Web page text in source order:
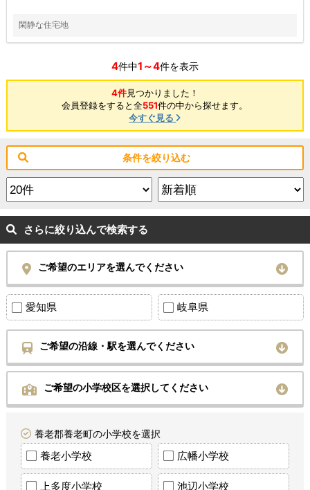
閑静な住宅地
4件中1～4件を表示
4件見つかりました！
会員登録をすると全551件の中から探せます。
今すぐ見る
条件を絞り込む
さらに絞り込んで検索する
ご希望のエリアを選んでください
愛知県 岐阜県
ご希望の沿線・駅を選んでください
ご希望の小学校区を選択してください
養老郡養老町の小学校を選択
養老小学校 広幡小学校
上多度小学校 池辺小学校